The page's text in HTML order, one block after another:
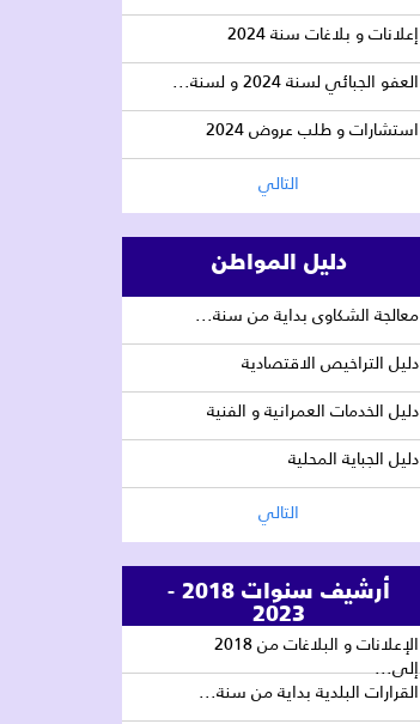
إعلانات و بلاغات سنة 2024
العفو الجبائي لسنة 2024 و لسنة...
استشارات و طلب عروض 2024
التالي
دليل المواطن
معالجة الشكاوى بداية من سنة...
دليل التراخيص الاقتصادية
دليل الخدمات العمرانية و الفنية
دليل الجباية المحلية
التالي
أرشيف سنوات 2018 -
2023
الإعلانات و البلاغات من 2018
إلى...
القرارات البلدية بداية من سنة...